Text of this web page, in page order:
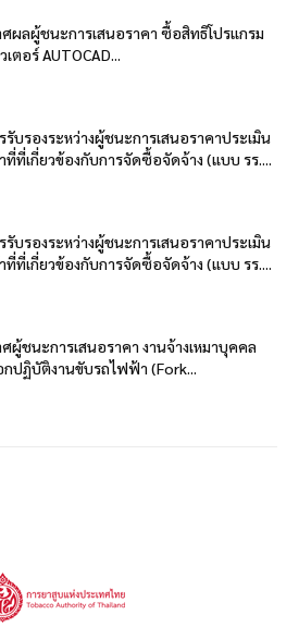
ผลผู้ชนะการเสนอราคา ซื้อสิทธิโปรแกรม
ตอร์ AUTOCAD...
รับรองระหว่างผู้ชนะการเสนอราคาประเมิน
ที่ที่เกี่ยวข้องกับการจัดซื้อจัดจ้าง (แบบ รร....
รับรองระหว่างผู้ชนะการเสนอราคาประเมิน
ที่ที่เกี่ยวข้องกับการจัดซื้อจัดจ้าง (แบบ รร....
ผู้ชนะการเสนอราคา งานจ้างเหมาบุคคล
ปฏิบัติงานขับรถไฟฟ้า (Fork...